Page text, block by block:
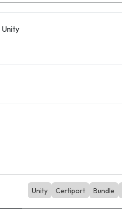
Unity
Unity Certiport Bundle